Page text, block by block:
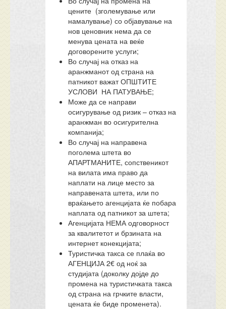
цените (зголемување или
намалување) со објавување на
нов ценовник нема да се
менува цената на веќе
договорените услуги;
Во случај на отказ на
аранжманот од страна на
патникот важат ОПШТИТЕ
УСЛОВИ НА ПАТУВАЊЕ;
Може да се направи
осигурување од ризик – отказ на
аранжман во осигурителна
компанија;
Во случај на направена
поголема штета во
АПАРТМАНИТЕ, сопственикот
на вилата има право да
наплати на лице место за
направената штета, или по
враќањето агенцијата ќе побара
наплата од патникот за штета;
Агенцијата НЕМА одговорност
за квалитетот и брзината на
интернет конекцијата;
Туристичка такса се плаќа во
АГЕНЦИЈА 2€ од ноќ за
студијата (доколку дојде до
промена на туристичката такса
од страна на грчките власти,
цената ќе биде променета).